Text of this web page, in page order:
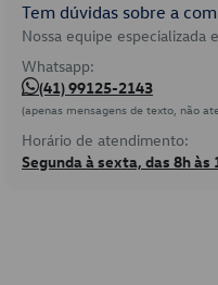
Tem dúvidas sobre a
Nossa equipe especializada
Whatsapp:
(41) 99125-2143
(apenas mensagens de texto, não
Horário de atendimento:
Segunda à sexta, das 8h às